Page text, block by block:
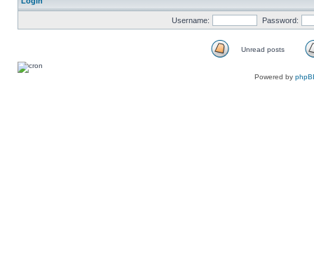
Username: Password:
Unread posts
Powered by